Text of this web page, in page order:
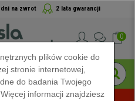
dni na zwrot 2 lata gwarancji
0
plików cookie do
stronie internetowej,
do badania Twojego
informacji znajdziesz